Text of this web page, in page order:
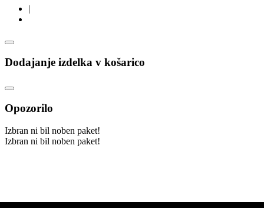
|
Dodajanje izdelka v košarico
Opozorilo
Izbran ni bil noben paket!
Izbran ni bil noben paket!